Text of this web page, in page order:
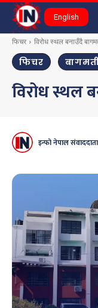
English
फिचर विरोध स्थल बनाउँदै
फिचर
विरोध स्थल
इन्फो नेपाल संवाददाता